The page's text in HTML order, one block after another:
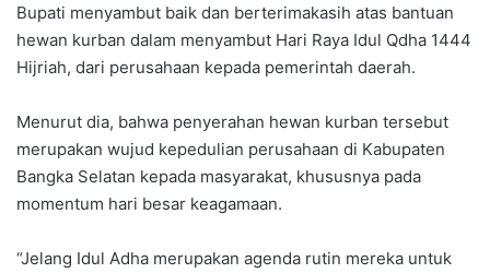
Bupati menyambut baik dan berterimakasih atas bantuan
hewan kurban dalam menyambut Hari Raya Idul Qdha 1444
Hijriah, dari perusahaan kepada pemerintah daerah.
Menurut dia, bahwa penyerahan hewan kurban tersebut
merupakan wujud kepedulian perusahaan di Kabupaten
Bangka Selatan kepada masyarakat, khususnya pada
momentum hari besar keagamaan.
“Jelang Idul Adha merupakan agenda rutin mereka untuk